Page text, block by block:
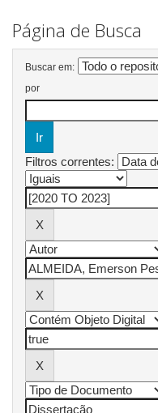
Página de Busca
Buscar em:
por
Filtros correntes: